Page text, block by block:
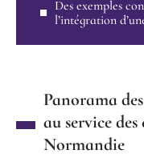
Des exemples
l’intégration
Panorama
au service
Normandie